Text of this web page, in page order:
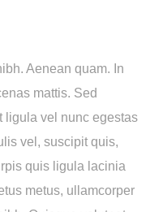
Aenean quam. In
mattis. Sed
ligula vel nunc egestas
vel, suscipit quis,
quis ligula lacinia
metus, ullamcorper